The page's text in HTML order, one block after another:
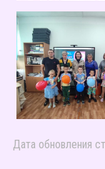
Дата обновления